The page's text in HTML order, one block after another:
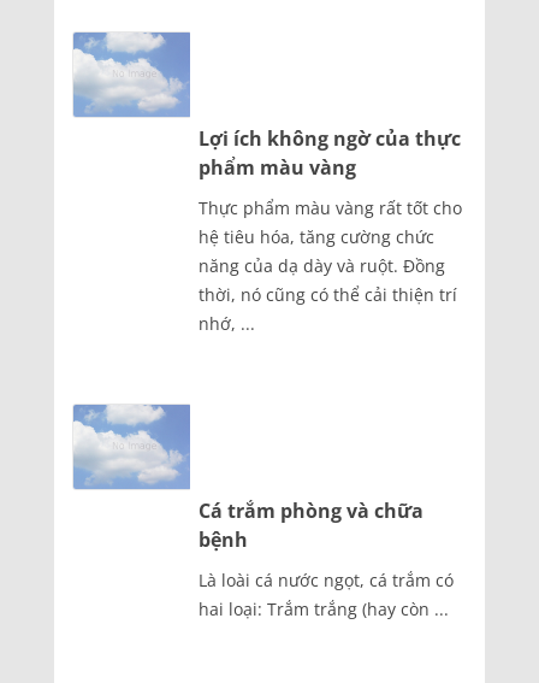
Lợi ích không ngờ của thực
phẩm màu vàng
Thực phẩm màu vàng rất tốt cho
hệ tiêu hóa, tăng cường chức
năng của dạ dày và ruột. Đồng
thời, nó cũng có thể cải thiện trí
nhớ, ...
Cá trắm phòng và chữa
bệnh
Là loài cá nước ngọt, cá trắm có
hai loại: Trắm trắng (hay còn ...